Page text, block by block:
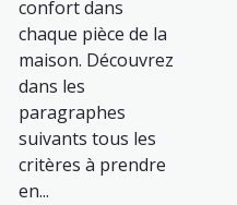
confort dans
chaque pièce de la
maison. Découvrez
dans les
paragraphes
suivants tous les
critères à prendre
en...